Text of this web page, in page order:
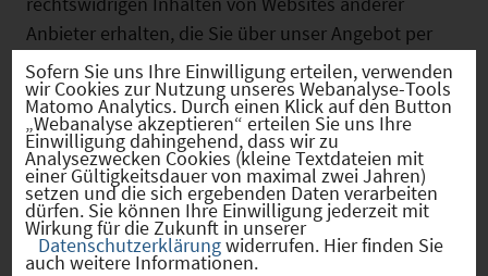
Anbieter erhalten, die Sie über unser Angebot per
Hyperlink besuchen können, bitten wir um einen
Hinweis, damit wir den Verweis auf das
entsprechende Angebot aufheben können.
Alle Dokumente und Dateien, die Sie im
Internetangebot des Standortportals Bayern finden,
wurden von uns mit größtmöglicher Sorgfalt erstellt
und ausgewählt. Wir bitten um Ihr Verständnis, dass
Sofern Sie uns Ihre Einwilligung erteilen, verwenden
wir Cookies zur Nutzung unseres Webanalyse-Tools
Matomo Analytics. Durch einen Klick auf den Button
„Webanalyse akzeptieren“ erteilen Sie uns Ihre
Einwilligung dahingehend, dass wir zu
Analysezwecken Cookies (kleine Textdateien mit
einer Gültigkeitsdauer von maximal zwei Jahren)
setzen und die sich ergebenden Daten verarbeiten
dürfen. Sie können Ihre Einwilligung jederzeit mit
Wirkung für die Zukunft in unserer
Datenschutzerklärungwiderrufen. Hier finden Sie
auch weitere Informationen.